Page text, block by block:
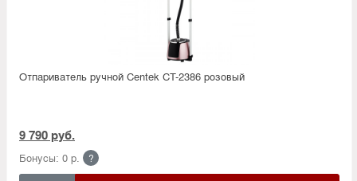
Отпариватель ручной Centek CT-2386 розовый
9 790 руб.
Бонусы: 0 р. ?